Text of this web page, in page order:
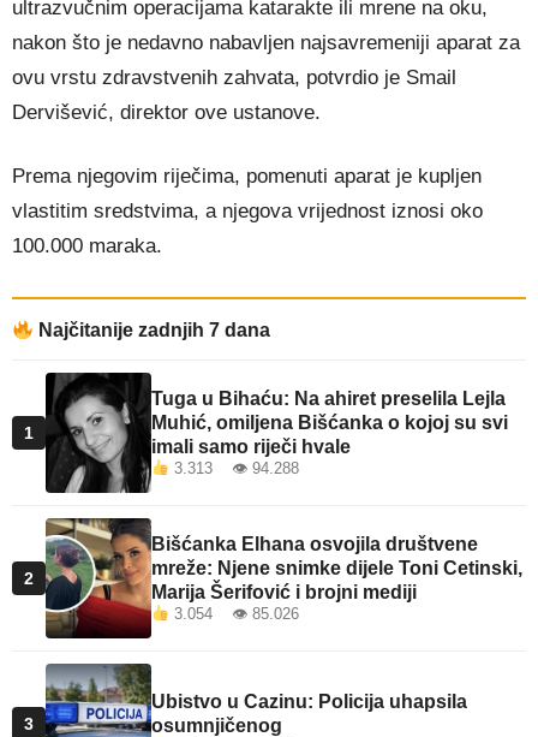
ultrazvučnim operacijama katarakte ili mrene na oku,
nakon što je nedavno nabavljen najsavremeniji aparat za
ovu vrstu zdravstvenih zahvata, potvrdio je Smail
Dervišević, direktor ove ustanove.
Prema njegovim riječima, pomenuti aparat je kupljen
vlastitim sredstvima, a njegova vrijednost iznosi oko
100.000 maraka.
Najčitanije zadnjih 7 dana
1
Tuga u Bihaću: Na ahiret preselila Lejla
Muhić, omiljena Bišćanka o kojoj su svi
imali samo riječi hvale
3.313 👁 94.288
2
Bišćanka Elhana osvojila društvene
mreže: Njene snimke dijele Toni Cetinski,
Marija Šerifović i brojni mediji
3.054 👁 85.026
3
Ubistvo u Cazinu: Policija uhapsila
osumnjičenog